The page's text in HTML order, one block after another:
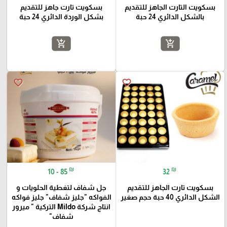
بسكويت التارت الجاهز للتقديم
بالشكل الدائري 24 حبة
add_shopping_cart
بسكويت تارت جاهز للتقديم
بشكل الوردة الدائري 24 حبة
add_shopping_cart
favorite_border
32 ₪
بسكويت تارت الجاهز للتقديم
الشكل الدائري 40 حبة حجم صغير
favorite_border
10 - 85 ₪
جل شفاف لتغطية الحلويات و
الفواكه "جليز شفاف" جليز فواكه
انتاج شركة Mildo التركية " ميرور
شفاف"